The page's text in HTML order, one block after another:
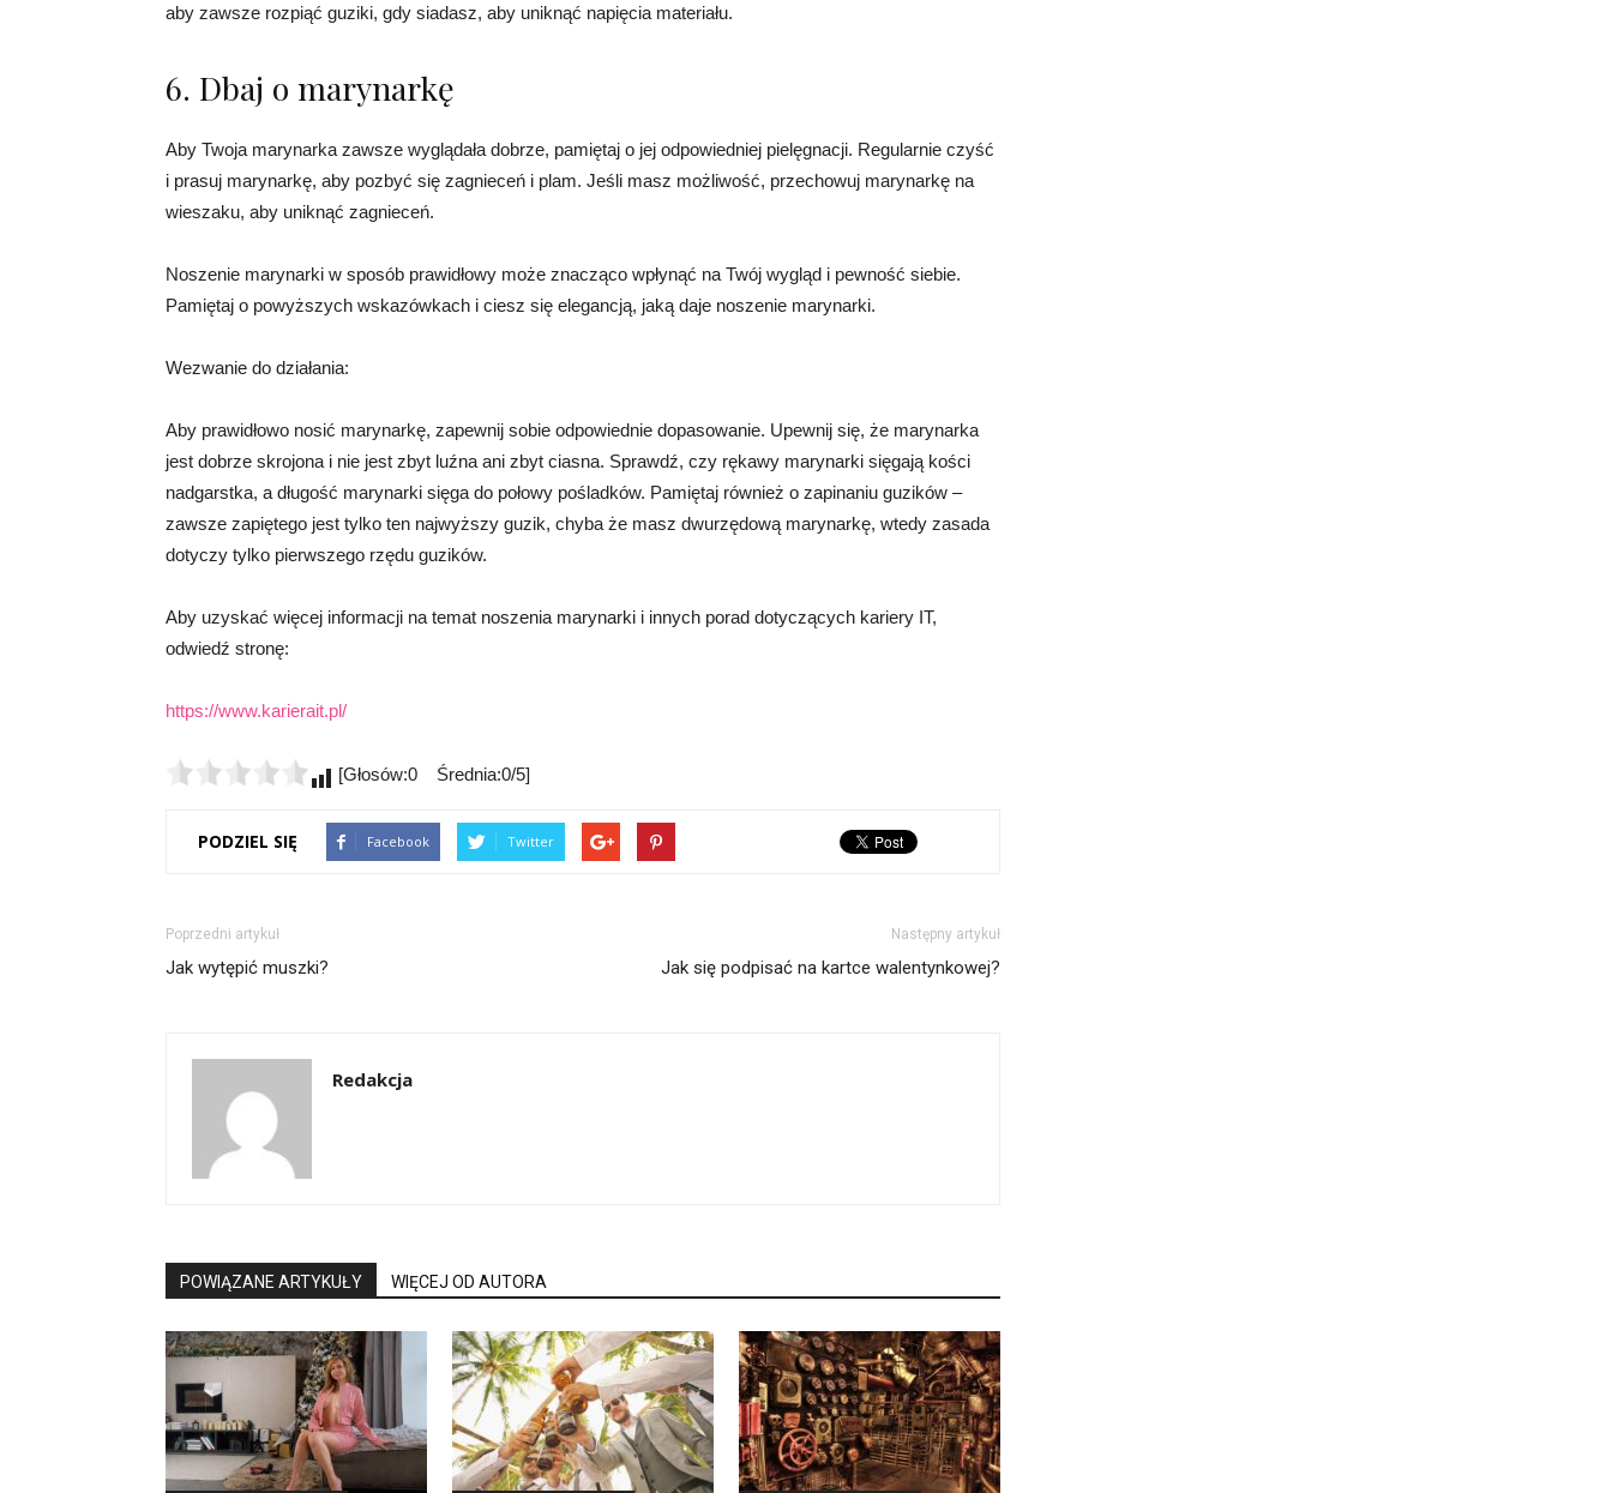
aby zawsze rozpiąć guziki, gdy siadasz, aby uniknąć napięcia materiału.
6. Dbaj o marynarkę
Aby Twoja marynarka zawsze wyglądała dobrze, pamiętaj o jej odpowiedniej pielęgnacji. Regularnie czyść
i prasuj marynarkę, aby pozbyć się zagnieceń i plam. Jeśli masz możliwość, przechowuj marynarkę na
wieszaku, aby uniknąć zagnieceń.
Noszenie marynarki w sposób prawidłowy może znacząco wpłynąć na Twój wygląd i pewność siebie.
Pamiętaj o powyższych wskazówkach i ciesz się elegancją, jaką daje noszenie marynarki.
Wezwanie do działania:
Aby prawidłowo nosić marynarkę, zapewnij sobie odpowiednie dopasowanie. Upewnij się, że marynarka
jest dobrze skrojona i nie jest zbyt luźna ani zbyt ciasna. Sprawdź, czy rękawy marynarki sięgają kości
nadgarstka, a długość marynarki sięga do połowy pośladków. Pamiętaj również o zapinaniu guzików –
zawsze zapiętego jest tylko ten najwyższy guzik, chyba że masz dwurzędową marynarkę, wtedy zasada
dotyczy tylko pierwszego rzędu guzików.
Aby uzyskać więcej informacji na temat noszenia marynarki i innych porad dotyczących kariery IT,
odwiedź stronę:
https://www.karierait.pl/
[Głosów:0 Średnia:0/5]
PODZIEL SIĘ Facebook Twitter
Poprzedni artykuł
Jak wytępić muszki?
Następny artykuł
Jak się podpisać na kartce walentynkowej?
Redakcja
POWIĄZANE ARTYKUŁY WIĘCEJ OD AUTORA